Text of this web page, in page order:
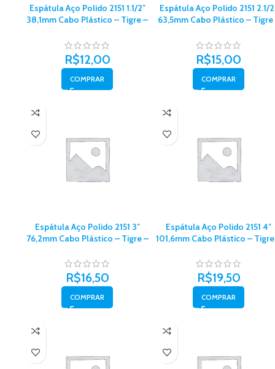
Espátula Aço Polido 2151 1.1/2″
38,1mm Cabo Plástico – Tigre –
R$12,00
COMPRAR
Espátula Aço Polido 2151 2.1/
63,5mm Cabo Plástico – Tigre
R$15,00
COMPRAR
Espátula Aço Polido 2151 3″
76,2mm Cabo Plástico – Tigre –
R$16,50
COMPRAR
Espátula Aço Polido 2151 4″
101,6mm Cabo Plástico –
R$19,50
COMPRAR